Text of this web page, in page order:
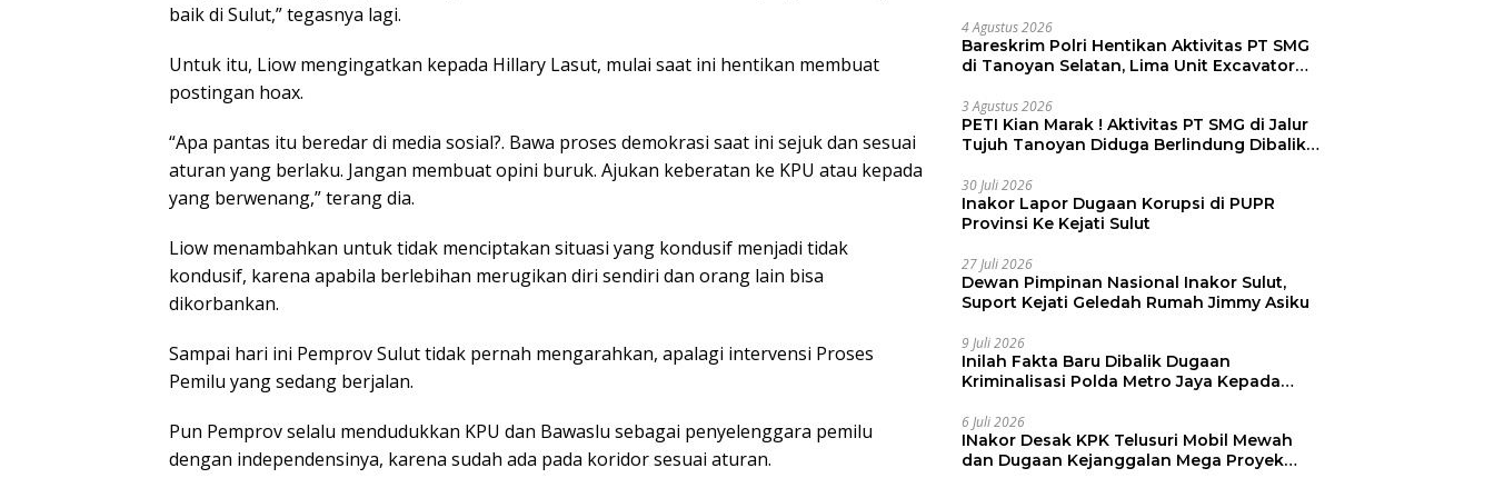
baik di Sulut,” tegasnya lagi.
Untuk itu, Liow mengingatkan kepada Hillary Lasut, mulai saat ini hentikan membuat
postingan hoax.
“Apa pantas itu beredar di media sosial?. Bawa proses demokrasi saat ini sejuk dan sesuai
aturan yang berlaku. Jangan membuat opini buruk. Ajukan keberatan ke KPU atau kepada
yang berwenang,” terang dia.
Liow menambahkan untuk tidak menciptakan situasi yang kondusif menjadi tidak
kondusif, karena apabila berlebihan merugikan diri sendiri dan orang lain bisa
dikorbankan.
Sampai hari ini Pemprov Sulut tidak pernah mengarahkan, apalagi intervensi Proses
Pemilu yang sedang berjalan.
Pun Pemprov selalu mendudukkan KPU dan Bawaslu sebagai penyelenggara pemilu
dengan independensinya, karena sudah ada pada koridor sesuai aturan.
4 Agustus 2026
Bareskrim Polri Hentikan Aktivitas PT SMG
di Tanoyan Selatan, Lima Unit Excavator
3 Agustus 2026
PETI Kian Marak ! Aktivitas PT SMG di Jalur
Tujuh Tanoyan Diduga Berlindung Dibalik
30 Juli 2026
Inakor Lapor Dugaan Korupsi di PUPR
Provinsi Ke Kejati Sulut
27 Juli 2026
Dewan Pimpinan Nasional Inakor Sulut,
Suport Kejati Geledah Rumah Jimmy Asiku
9 Juli 2026
Inilah Fakta Baru Dibalik Dugaan
Kriminalisasi Polda Metro Jaya Kepada
6 Juli 2026
INakor Desak KPK Telusuri Mobil Mewah
dan Dugaan Kejanggalan Mega Proyek